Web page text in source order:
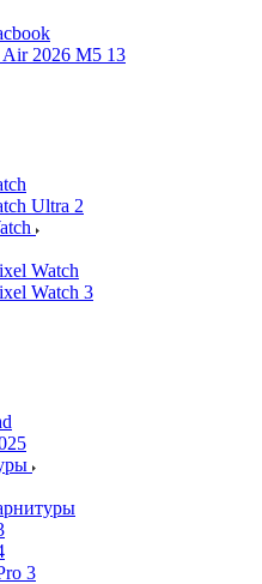
2026 M5 13
Ultra 2
Watch
Watch 3
3